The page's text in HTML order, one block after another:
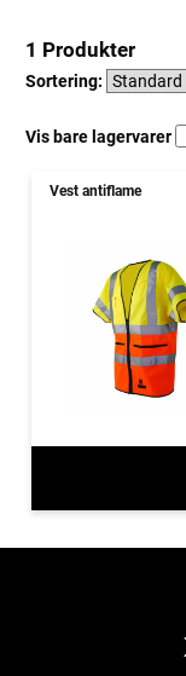
1 Produkter
Sortering:
Vis bare lagervarer
Vest antiflame